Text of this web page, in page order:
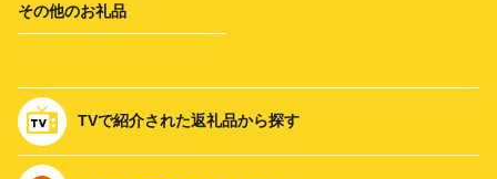
その他のお礼品
TVで紹介された返礼品から探す